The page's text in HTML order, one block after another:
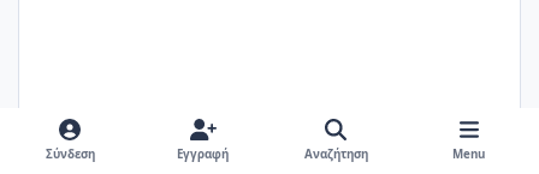
Demy93Δευτέρα στις 08:39 AM %d ημ
Σύνδεση Εγγραφή Αναζήτηση Menu